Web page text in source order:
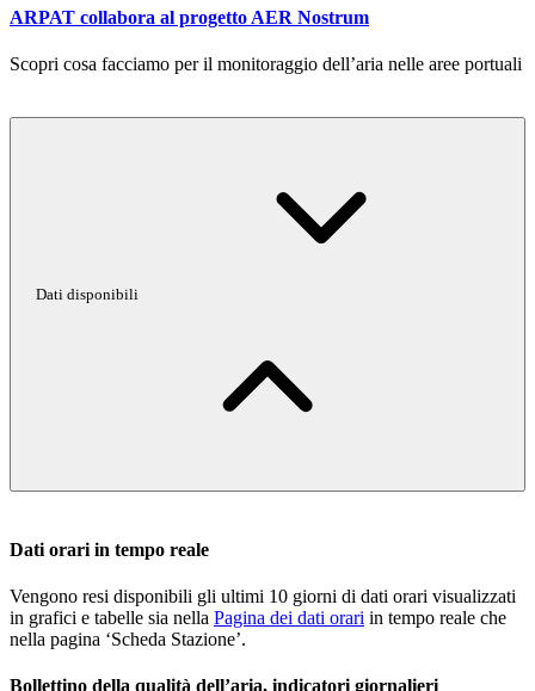
ARPAT collabora al progetto AER Nostrum
Scopri cosa facciamo per il monitoraggio dell’aria nelle aree portuali
Dati disponibili
Dati orari in tempo reale
Vengono resi disponibili gli ultimi 10 giorni di dati orari visualizzati
in grafici e tabelle sia nella Pagina dei dati orari in tempo reale che
nella pagina ‘Scheda Stazione’.
Bollettino della qualità dell’aria, indicatori giornalieri